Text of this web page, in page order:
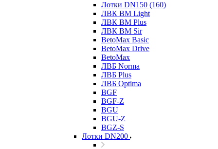
Лотки DN150 (160)
ЛВК ВМ Light
ЛВК ВМ Plus
ЛВК ВМ Sir
BetoMax Basic
BetoMax Drive
BetoMax
ЛВБ Norma
ЛВБ Plus
ЛВБ Optima
BGF
BGF-Z
BGU
BGU-Z
BGZ-S
Лотки DN200